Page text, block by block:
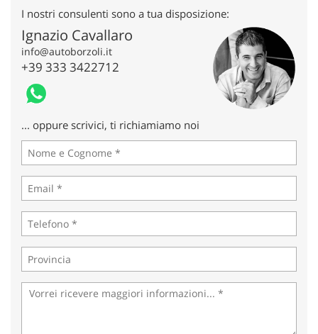
I nostri consulenti sono a tua disposizione:
Ignazio Cavallaro
info@autoborzoli.it
+39 333 3422712
... oppure scrivici, ti richiamiamo noi
Cookie delle preferenze
Cookie per il miglioramento dell'esperienza utente
Cookie di marketing
la
cookie
policy
Salva
le
impostazioni